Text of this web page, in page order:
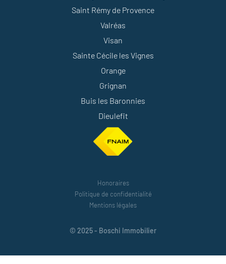
Saint Rémy de Provence
Valréas
Visan
Sainte Cécile les Vignes
Orange
Grignan
Buis les Baronnies
Dieulefit
Honoraires
Politique de confidentialité
Mentions légales
© 2025 - Boschi Immobilier